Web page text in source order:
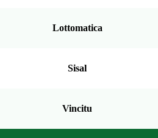
Lottomatica
Sisal
Vincitu